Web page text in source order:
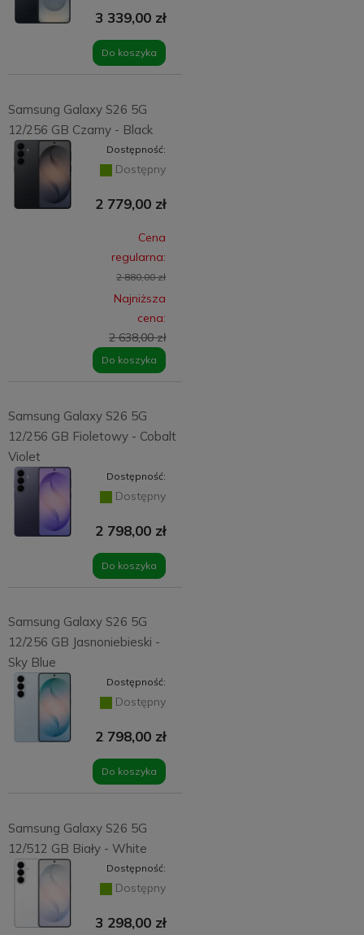
3 339,00 zł
Do koszyka
Samsung Galaxy S26 5G
12/256 GB Czarny - Black
Dostępność:
Dostępny
2 779,00 zł
Cena
regularna:
2 880,00 zł
Najniższa
cena:
2 638,00 zł
Do koszyka
Samsung Galaxy S26 5G
12/256 GB Fioletowy - Cobalt
Violet
Dostępność:
Dostępny
2 798,00 zł
Do koszyka
Samsung Galaxy S26 5G
12/256 GB Jasnoniebieski -
Sky Blue
Dostępność:
Dostępny
2 798,00 zł
Do koszyka
Samsung Galaxy S26 5G
12/512 GB Biały - White
Dostępność:
Dostępny
3 298,00 zł